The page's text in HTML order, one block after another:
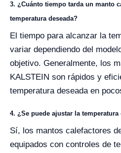
3. ¿Cuánto tiempo tarda un manto
temperatura deseada?
El tiempo para alcanzar la
variar dependiendo del
objetivo. Generalmente, los
KALSTEIN son rápidos y
temperatura deseada en
4. ¿Se puede ajustar la
Sí, los mantos calefactores
equipados con controles de